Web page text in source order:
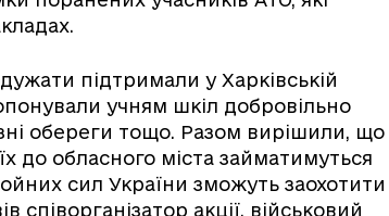
підтримали у Харківській
учням шкіл добровільно
обереги тощо. Разом вирішили, що
до обласного міста займатимуться
сил України зможуть заохотити
співорганізатор акції, військовий